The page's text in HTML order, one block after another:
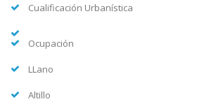
Cualificación Urbanística
Ocupación
LLano
Altillo